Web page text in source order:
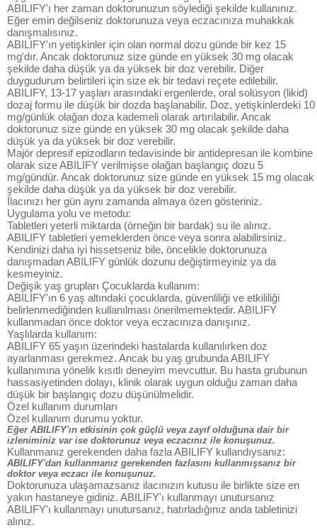
ABILIFY'ı her zaman doktorunuzun söylediği şekilde kullanınız.
Eğer emin değilseniz doktorunuza veya eczacınıza muhakkak
danışmalısınız.
ABILIFY'ın yetişkinler için olan normal dozu günde bir kez 15
mg'dır. Ancak doktorunuz size günde en yüksek 30 mg olacak
şekilde daha düşük ya da yüksek bir doz verebilir. Diğer
duygudurum belirtileri için size ek bir tedavi reçete edilebilir.
ABILIFY, 13-17 yaşları arasındaki ergenlerde, oral solüsyon (likid)
dozaj formu ile düşük bir dozda başlanabilir. Doz, yetişkinlerdeki 10
mg/günlük olağan doza kademeli olarak artırılabilir. Ancak
doktorunuz size günde en yüksek 30 mg olacak şekilde daha
düşük ya da yüksek bir doz verebilir.
Majör depresif epizodların tedavisinde bir antidepresan ile kombine
olarak size ABILIFY verilmişse olağan başlangıç dozu 5
mg/gündür. Ancak doktorunuz size günde en yüksek 15 mg olacak
şekilde daha düşük ya da yüksek bir doz verebilir.
İlacınızı her gün aynı zamanda almaya özen gösteriniz.
Uygulama yolu ve metodu:
Tabletleri yeterli miktarda (örneğin bir bardak) su ile alınız.
ABILIFY tabletleri yemeklerden önce veya sonra alabilirsiniz.
Kendinizi daha iyi hissetseniz bile, öncelikle doktorunuza
danışmadan ABILIFY günlük dozunu değiştirmeyiniz ya da
kesmeyiniz.
Değişik yaş grupları Çocuklarda kullanım:
ABILIFY'ın 6 yaş altındaki çocuklarda, güvenliliği ve etkililiği
belirlenmediğinden kullanılması önerilmemektedir. ABILIFY
kullanmadan önce doktor veya eczacınıza danışınız.
Yaşlılarda kullanım:
ABILIFY 65 yaşın üzerindeki hastalarda kullanılırken doz
ayarlanması gerekmez. Ancak bu yaş grubunda ABILIFY
kullanımına yönelik kısıtlı deneyim mevcuttur. Bu hasta grubunun
hassasiyetinden dolayı, klinik olarak uygun olduğu zaman daha
düşük bir başlangıç dozu düşünülmelidir.
Özel kullanım durumları
Özel kullanım durumu yoktur.
Eğer ABILIFY'ın etkisinin çok güçlü veya zayıf olduğuna dair bir
izleniminiz var ise doktorunuz veya eczacınız ile konuşunuz.
Kullanmanız gerekenden daha fazla ABILIFY kullandıysanız:
ABILIFY'dan kullanmanız gerekenden fazlasını kullanmışsanız bir
doktor veya eczacı ile konuşunuz.
Doktorunuza ulaşamazsanız ilacınızın kutusu ile birlikte size en
yakın hastaneye gidiniz. ABILIFY'ı kullanmayı unutursanız
ABILIFY'ı kullanmayı unutursanız, hatırladığınız anda tabletinizi
alınız.